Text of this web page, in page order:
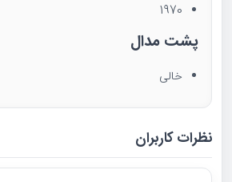
1970
پشت مدال
خالی
نظرات کاربران